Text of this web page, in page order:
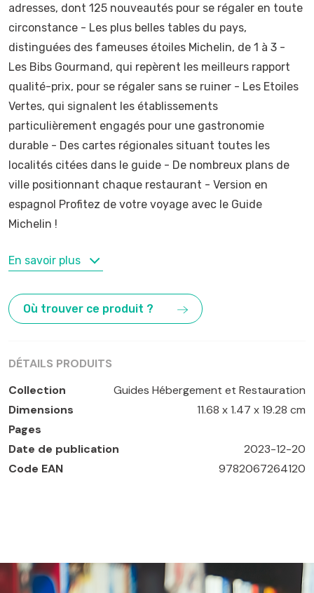
adresses, dont 125 nouveautés pour se régaler en toute
circonstance - Les plus belles tables du pays,
distinguées des fameuses étoiles Michelin, de 1 à 3 -
Les Bibs Gourmand, qui repèrent les meilleurs rapport
qualité-prix, pour se régaler sans se ruiner - Les Etoiles
Vertes, qui signalent les établissements
particulièrement engagés pour une gastronomie
durable - Des cartes régionales situant toutes les
localités citées dans le guide - De nombreux plans de
ville positionnant chaque restaurant - Version en
espagnol Profitez de votre voyage avec le Guide
Michelin !
MOTS-CLÉS
En savoir plus
Où trouver ce produit ?
DÉTAILS PRODUITS
Collection
Guides Hébergement et Restauration
Dimensions
11.68 x 1.47 x 19.28 cm
Pages
Date de publication
2023-12-20
Code EAN
9782067264120